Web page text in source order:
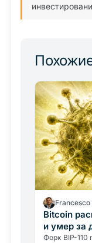
Bitcoin
и умер за
Форк BIP-110